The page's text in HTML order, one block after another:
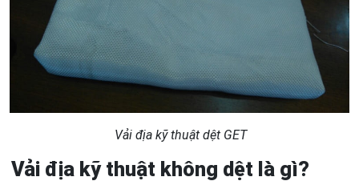
Vải địa kỹ thuật dệt GET
Vải địa kỹ thuật không dệt là gì?